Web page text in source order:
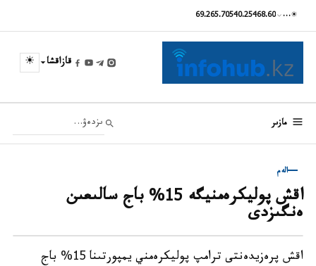
☀
…
468.60
540.25
5.70
69.26
قازاقشا ☀
مازىر
الەم
اقش پوليكرەمنيگە 15% باج سالىعىن
ەنگىزدى
اقش پرەزيدەنتى ترامپ پوليكرەمني يمپورتىنا 15% باج